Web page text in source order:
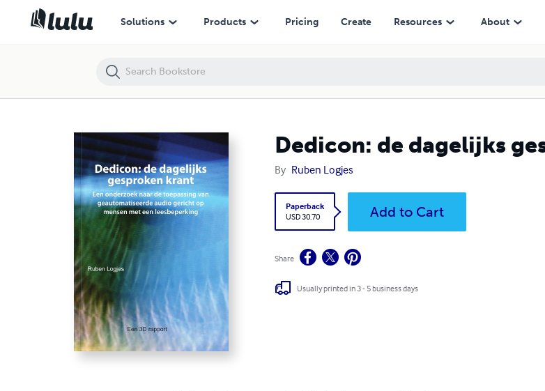
Solutions Products Pricing Create Resources About
Dedicon: de dagelijks
By Ruben Logjes
Paperback
USD 30.70
Add to Cart
Share
Usually printed in 3 - 5 business days
Dedicon: de dagelijks gesproken krant